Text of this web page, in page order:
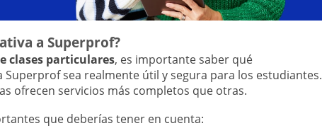
a Superprof?
clases particulares, es importante saber qué
sea realmente útil y segura para los estudiantes.
ofrecen servicios más completos que otras.
que deberías tener en cuenta: